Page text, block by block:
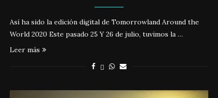
Así ha sido la edición digital de Tomorrowland Around the
World 2020 Este pasado 25 Y 26 de julio, tuvimos la …
Leer más